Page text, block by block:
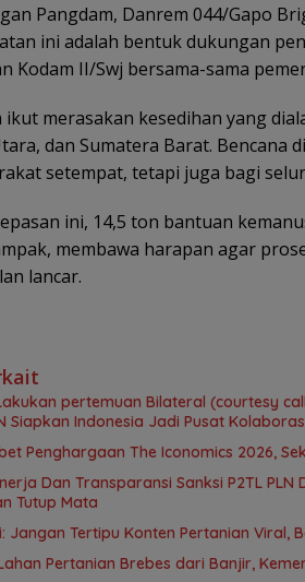
Pangdam, Danrem 044/Gapo
ini adalah bentuk dukungan
Kodam II/Swj bersama-sama
ikut merasakan kesedihan yang
dan Sumatera Barat.
setempat, tetapi juga bagi
ini, 14,5 ton bantuan
membawa harapan agar
lancar.
pertemuan Bilateral (courtesy
Siapkan Indonesia Jadi Pusat Kolaborasi
Penghargaan The Iconomics 2026,
Dan Transparansi Sanksi P2TL
Tutup Mata
Jangan Tertipu Konten Pertanian Viral,
Pertanian Brebes dari Banjir,